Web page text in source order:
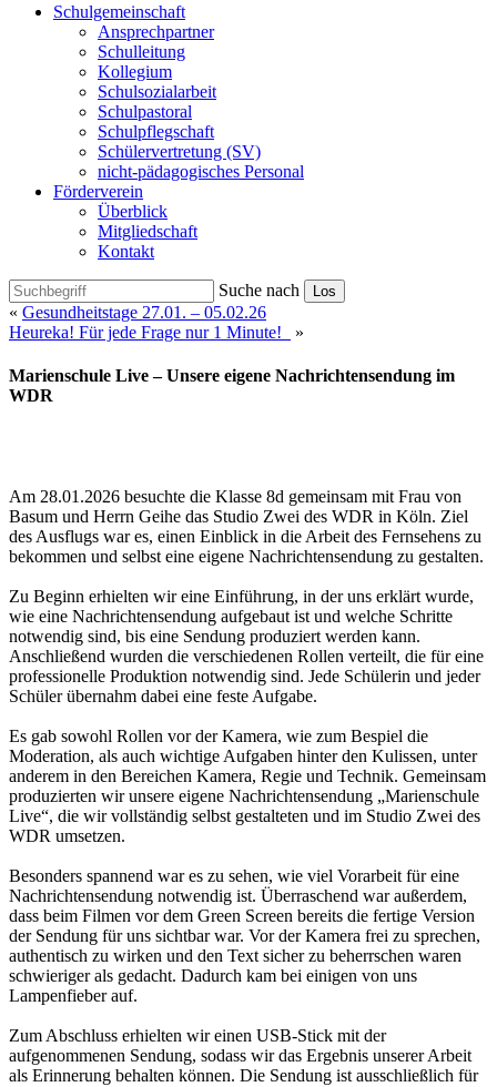
Schulgemeinschaft
Ansprechpartner
Schulleitung
Kollegium
Schulsozialarbeit
Schulpastoral
Schulpflegschaft
Schülervertretung (SV)
nicht-pädagogisches Personal
Förderverein
Überblick
Mitgliedschaft
Kontakt
Suche nach Los
« Gesundheitstage 27.01. – 05.02.26
Heureka! Für jede Frage nur 1 Minute!
»
Marienschule Live – Unsere eigene Nachrichtensendung im
WDR
Am 28.01.2026 besuchte die Klasse 8d gemeinsam mit Frau von
Basum und Herrn Geihe das Studio Zwei des WDR in Köln. Ziel
des Ausflugs war es, einen Einblick in die Arbeit des Fernsehens zu
bekommen und selbst eine eigene Nachrichtensendung zu gestalten.
Zu Beginn erhielten wir eine Einführung, in der uns erklärt wurde,
wie eine Nachrichtensendung aufgebaut ist und welche Schritte
notwendig sind, bis eine Sendung produziert werden kann.
Anschließend wurden die verschiedenen Rollen verteilt, die für eine
professionelle Produktion notwendig sind. Jede Schülerin und jeder
Schüler übernahm dabei eine feste Aufgabe.
Es gab sowohl Rollen vor der Kamera, wie zum Bespiel die
Moderation, als auch wichtige Aufgaben hinter den Kulissen, unter
anderem in den Bereichen Kamera, Regie und Technik. Gemeinsam
produzierten wir unsere eigene Nachrichtensendung „Marienschule
Live“, die wir vollständig selbst gestalteten und im Studio Zwei des
WDR umsetzen.
Besonders spannend war es zu sehen, wie viel Vorarbeit für eine
Nachrichtensendung notwendig ist. Überraschend war außerdem,
dass beim Filmen vor dem Green Screen bereits die fertige Version
der Sendung für uns sichtbar war. Vor der Kamera frei zu sprechen,
authentisch zu wirken und den Text sicher zu beherrschen waren
schwieriger als gedacht. Dadurch kam bei einigen von uns
Lampenfieber auf.
Zum Abschluss erhielten wir einen USB-Stick mit der
aufgenommenen Sendung, sodass wir das Ergebnis unserer Arbeit
als Erinnerung behalten können. Die Sendung ist ausschließlich für